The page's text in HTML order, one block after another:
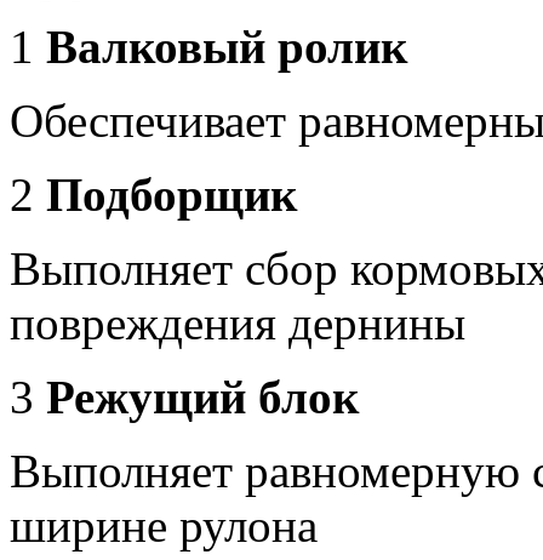
1 Валковый ролик
Обеспечивает
2 Подборщик
Выполняет сбор
повреждения дернины
3 Режущий блок
Выполняет равномерную
ширине рулона